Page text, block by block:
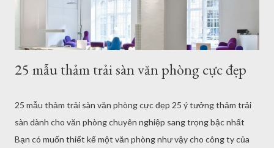
25 mẫu thảm trải sàn văn phòng cực đẹp
25 mẫu thảm trải sàn văn phòng cực đẹp 25 ý tưởng thảm trải
sàn dành cho văn phòng chuyên nghiệp sang trọng bậc nhất
Bạn có muốn thiết kế một văn phòng như vậy cho công ty của